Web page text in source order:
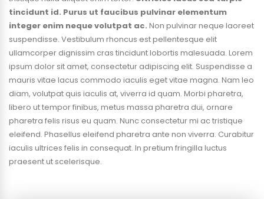
tincidunt id. Purus ut faucibus pulvinar elementum
integer enim neque volutpat ac. Non pulvinar neque laoreet
suspendisse. Vestibulum rhoncus est pellentesque elit
ullamcorper dignissim cras tincidunt lobortis malesuada. Lorem
ipsum dolor sit amet, consectetur adipiscing elit. Suspendisse a
mauris vitae lacus commodo iaculis eget vitae magna. Nam leo
diam, volutpat quis iaculis at, viverra id quam. Morbi pharetra,
libero ut tempor finibus, metus massa pharetra dui, ornare
pharetra felis risus eu quam. Nunc consectetur mi ac tristique
eleifend. Phasellus eleifend pharetra ante non viverra. Curabitur
iaculis ultrices felis in consequat. In pretium fringilla luctus
praesent ut scelerisque.